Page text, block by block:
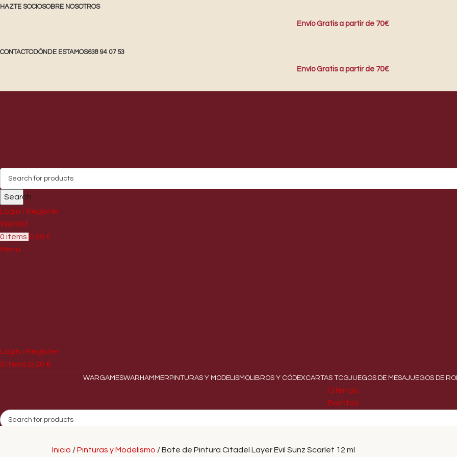
HAZTE SOCIOSOBRE NOSOTROS
Envío Gratis a partir de 70€
CONTACTODÓNDE ESTAMOS638 94 07 53
Envío Gratis a partir de 70€
Search
Login / Register
Wishlist
0 items 0,00 €
Menu
Login / Register
0 items 0,00 €
WARGAMESWARHAMMER PINTURAS Y MODELISMOLIBROS Y CÓDEXCARTAS TCGJUEGOS DE MESAJUEGOS DE
Ofertas
Eventos
Inicio
Pinturas y Modelismo Bote de Pintura Citadel Layer Evil Sunz Scarlet 12 ml